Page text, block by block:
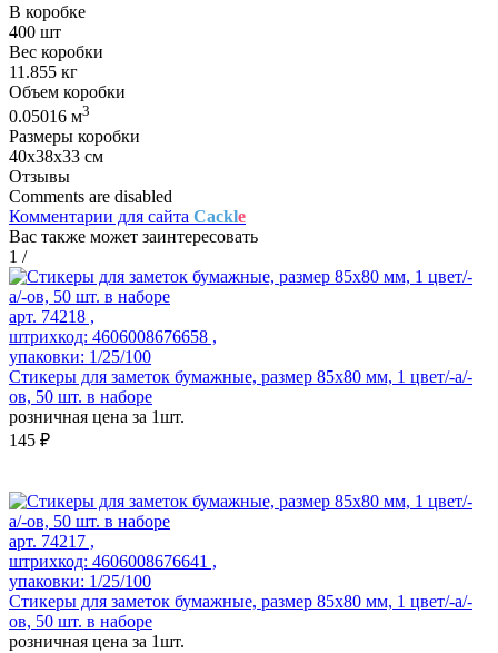
В коробке
400 шт
Вес коробки
11.855 кг
Объем коробки
0.05016 м3
Размеры коробки
40х38х33 см
Отзывы
Comments are disabled
Комментарии для сайта Cackle
Вас также может заинтересовать
1 /
арт. 74218 ,
штрихкод: 4606008676658 ,
упаковки: 1/25/100
Стикеры для заметок бумажные, размер 85х80 мм, 1 цвет/-а/-
ов, 50 шт. в наборе
розничная цена за 1шт.
145 ₽
арт. 74217 ,
штрихкод: 4606008676641 ,
упаковки: 1/25/100
Стикеры для заметок бумажные, размер 85х80 мм, 1 цвет/-а/-
ов, 50 шт. в наборе
розничная цена за 1шт.